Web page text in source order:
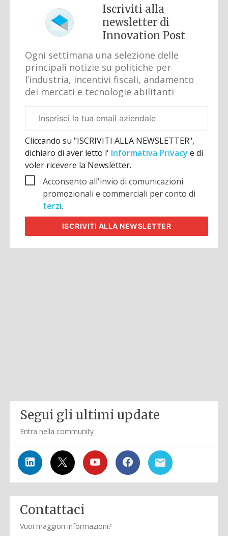
Iscriviti alla
newsletter di
Innovation Post
Ogni settimana una selezione delle
principali notizie su politiche per
l’industria, incentivi fiscali, andamento
dei mercati e tecnologie abilitanti
aziendale
Cliccando su "ISCRIVITI ALLA NEWSLETTER",
dichiaro di aver letto l' Informativa Privacye di
voler ricevere la Newsletter.
Acconsento all'invio di comunicazioni
promozionali e commerciali per conto di
terzi.
ISCRIVITI ALLA NEWSLETTER
Segui gli ultimi update
Entra nella community
Contattaci
Vuoi maggiori informazioni?